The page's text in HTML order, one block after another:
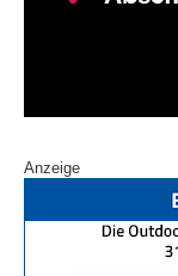
Anzeige